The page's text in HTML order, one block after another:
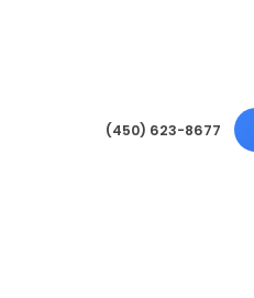
(450) 623-8677